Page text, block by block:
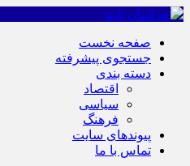
صفحه نخست
جستجوی پیشرفته
دسته بندی
اقتصاد
سیاسی
فرهنگ
پیوندهای سایت
تماس با ما